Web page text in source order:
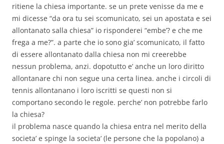
ritiene la chiesa importante. se un prete venisse da me e
mi dicesse “da ora tu sei scomunicato, sei un apostata e sei
allontanato salla chiesa” io risponderei “embe’? e che me
frega a me?”. a parte che io sono gia’ scomunicato, il fatto
di essere allontanato dalla chiesa non mi creerebbe
nessun problema, anzi. dopotutto e’ anche un loro diritto
allontanare chi non segue una certa linea. anche i circoli di
tennis allontanano i loro iscritti se questi non si
comportano secondo le regole. perche’ non potrebbe farlo
la chiesa?
il problema nasce quando la chiesa entra nel merito della
societa’ e spinge la societa’ (le persone che la popolano) a